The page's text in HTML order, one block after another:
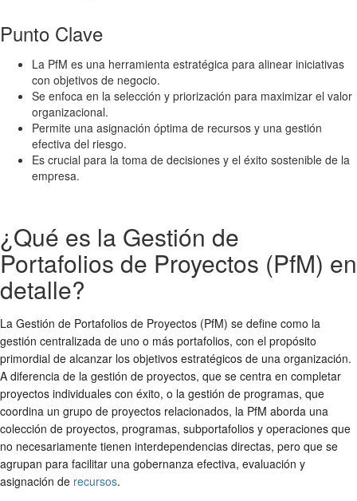
Punto Clave
La PfM es una herramienta estratégica para alinear iniciativas
con objetivos de negocio.
Se enfoca en la selección y priorización para maximizar el valor
organizacional.
Permite una asignación óptima de recursos y una gestión
efectiva del riesgo.
Es crucial para la toma de decisiones y el éxito sostenible de la
empresa.
¿Qué es la Gestión de
Portafolios de Proyectos (PfM) en
detalle?
La Gestión de Portafolios de Proyectos (PfM) se define como la
gestión centralizada de uno o más portafolios, con el propósito
primordial de alcanzar los objetivos estratégicos de una organización.
A diferencia de la gestión de proyectos, que se centra en completar
proyectos individuales con éxito, o la gestión de programas, que
coordina un grupo de proyectos relacionados, la PfM aborda una
colección de proyectos, programas, subportafolios y operaciones que
no necesariamente tienen interdependencias directas, pero que se
agrupan para facilitar una gobernanza efectiva, evaluación y
asignación de recursos.